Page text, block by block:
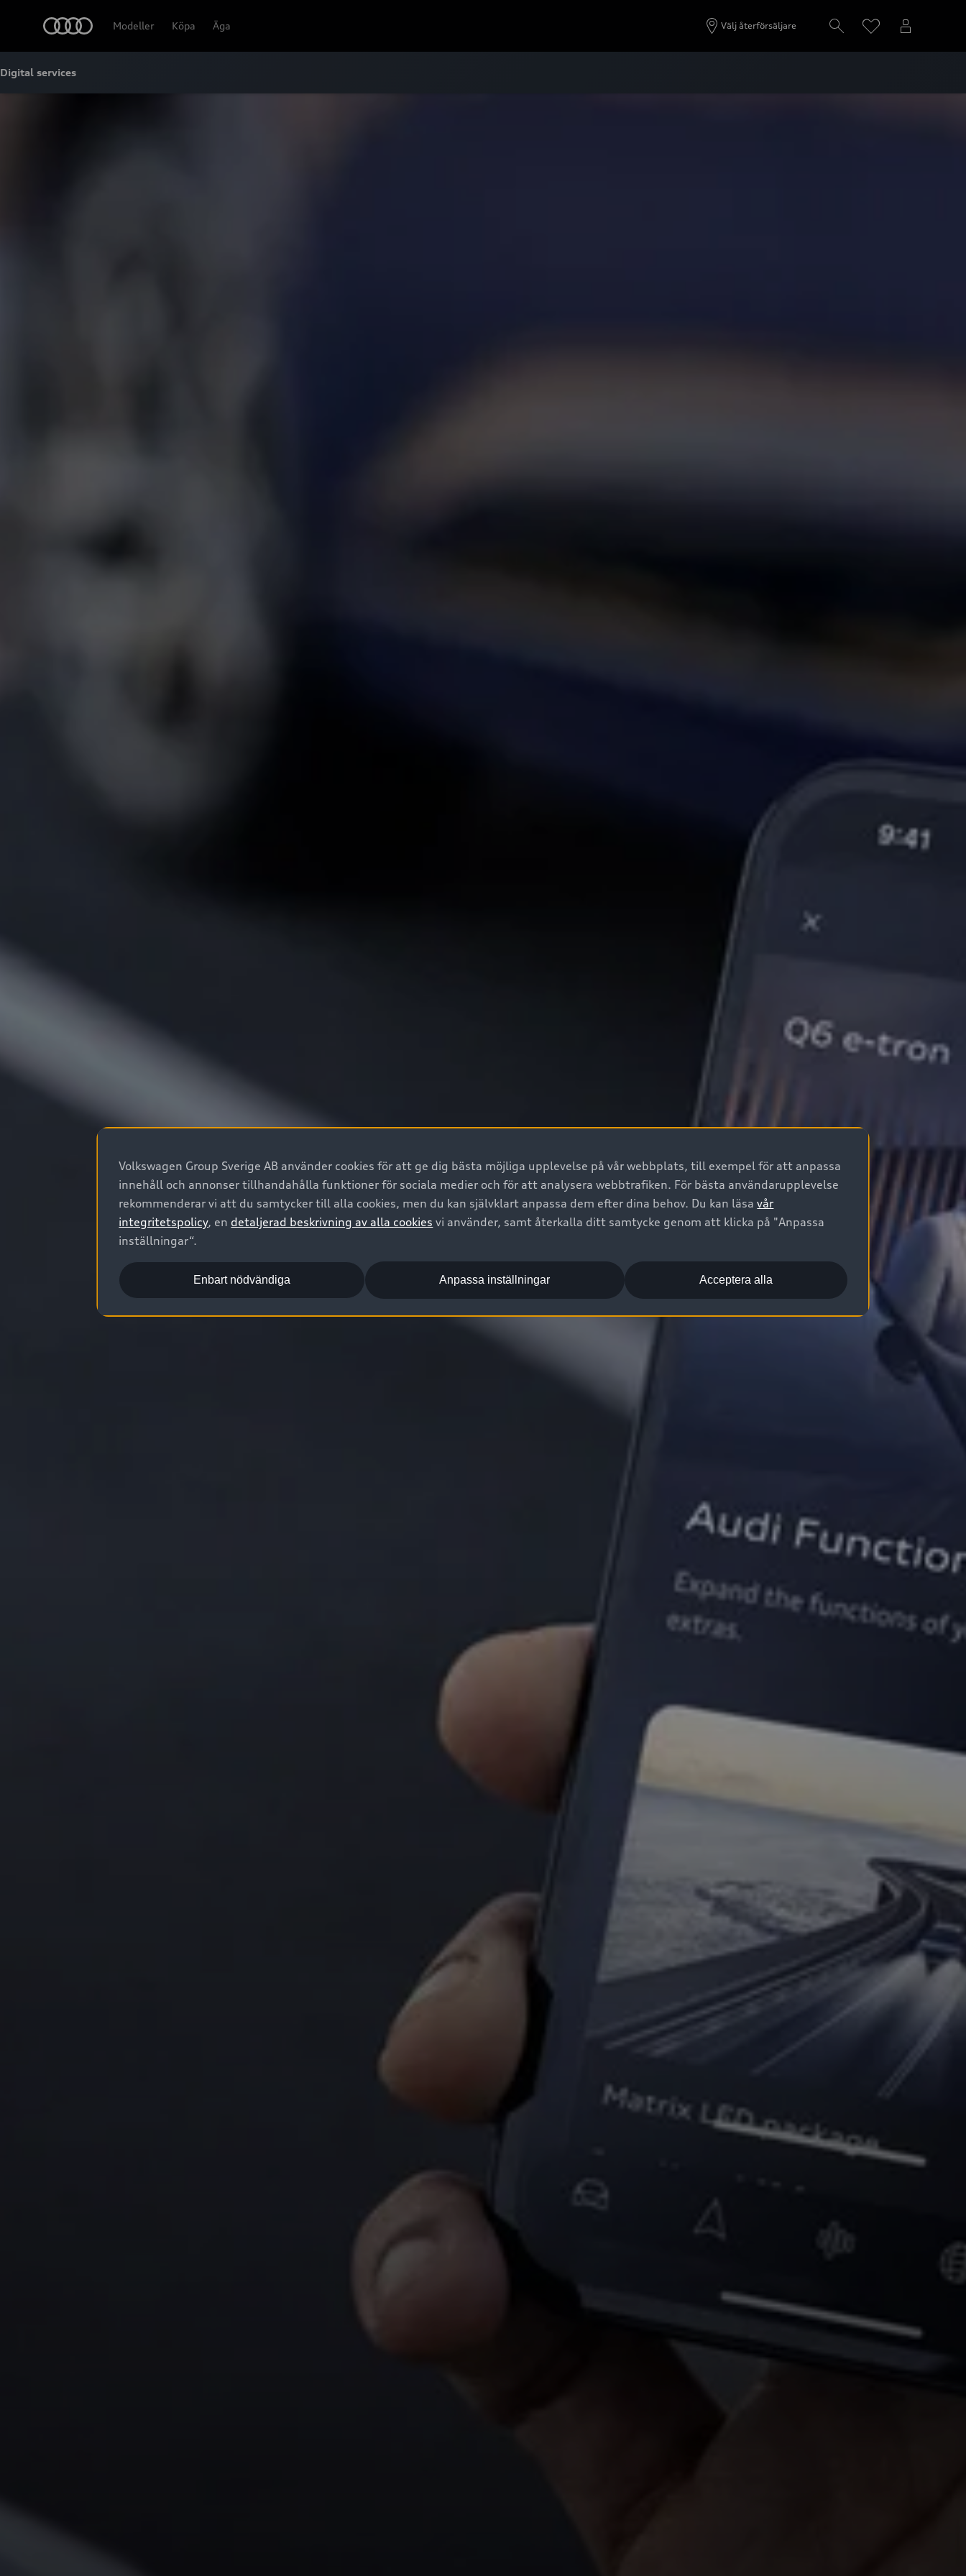
Modeller Köpa Äga Välj återförsäljare
Digital services
Volkswagen Group Sverige AB använder cookies för att ge dig bästa möjliga upplevelse på vår webbplats, till exempel för att anpassa
innehåll och annonser tillhandahålla funktioner för sociala medier och för att analysera webbtrafiken. För bästa användarupplevelse
rekommenderar vi att du samtycker till alla cookies, men du kan självklart anpassa dem efter dina behov. Du kan läsavår
integritetspolicy, en detaljerad beskrivning av alla cookies vi använder, samt återkalla ditt samtycke genom att klicka på "Anpassa
inställningar“.
Acceptera alla
Enbart nödvändiga Anpassa inställningar